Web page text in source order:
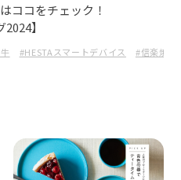
ココをチェック！
】
#HESTAスマートデバイス #信楽焼